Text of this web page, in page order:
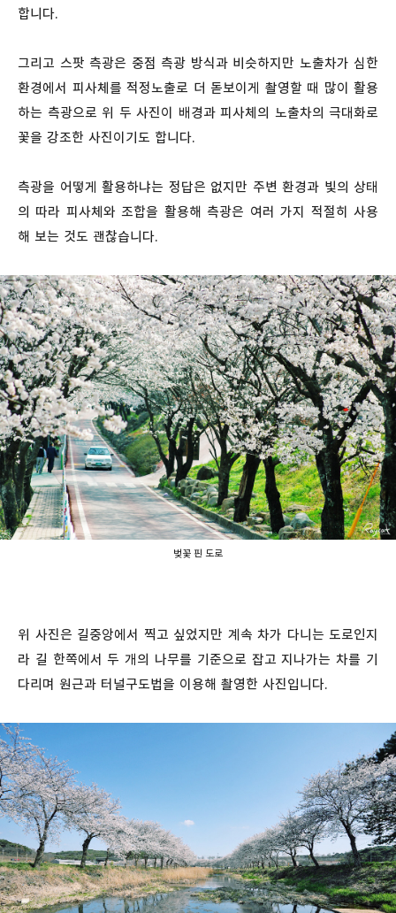
합니다.
그리고 스팟 측광은 중점 측광 방식과 비슷하지만 노출차가 심한
환경에서 피사체를 적정노출로 더 돋보이게 촬영할 때 많이 활용
하는 측광으로 위 두 사진이 배경과 피사체의 노출차의 극대화로
꽃을 강조한 사진이기도 합니다.
측광을 어떻게 활용하냐는 정답은 없지만 주변 환경과 빛의 상태
의 따라 피사체와 조합을 활용해 측광은 여러 가지 적절히 사용
해 보는 것도 괜찮습니다.
벚꽃 핀 도로
위 사진은 길중앙에서 찍고 싶었지만 계속 차가 다니는 도로인지
라 길 한쪽에서 두 개의 나무를 기준으로 잡고 지나가는 차를 기
다리며 원근과 터널구도법을 이용해 촬영한 사진입니다.